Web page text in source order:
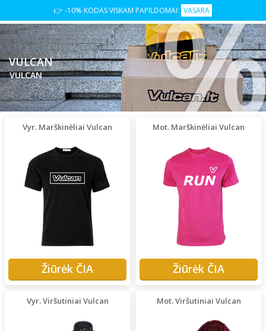
👉 -10% KODAS VISKAM PAPILDOMAI: VASARA
VULCAN
VULCAN
Vyr. Marškinėliai Vulcan
Žiūrėk ČIA
Mot. Marškinėliai Vulcan
Žiūrėk ČIA
Vyr. Viršutiniai Vulcan Mot. Viršutiniai Vulcan